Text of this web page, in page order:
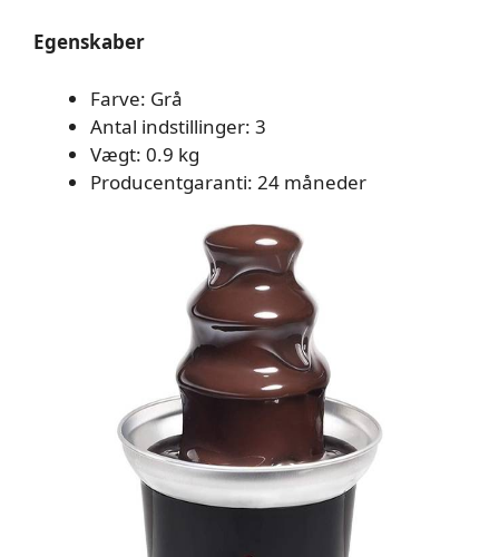
Egenskaber
Farve: Grå
Antal indstillinger: 3
Vægt: 0.9 kg
Producentgaranti: 24 måneder